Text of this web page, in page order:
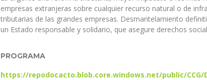
empresas extranjeras sobre cualquier recurso natural o de
tributarias de las grandes empresas. Desmantelamiento
un Estado responsable y solidario, que asegure derechos
PROGRAMA
https://repodocacto.blob.core.windows.net/public/CCG/